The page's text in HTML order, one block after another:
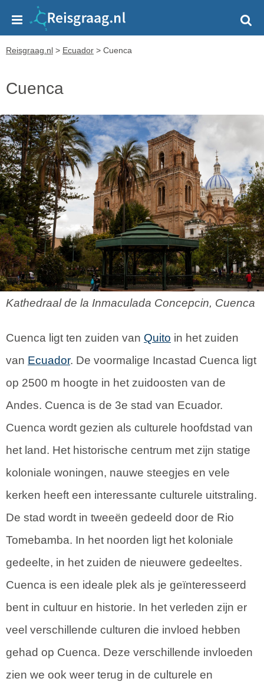
Reisgraag.nl > Ecuador > Cuenca
Cuenca
Kathedraal de la Inmaculada Concepcin, Cuenca
Cuenca ligt ten zuiden van Quito in het zuiden
van Ecuador. De voormalige Incastad Cuenca ligt
op 2500 m hoogte in het zuidoosten van de
Andes. Cuenca is de 3e stad van Ecuador.
Cuenca wordt gezien als culturele hoofdstad van
het land. Het historische centrum met zijn statige
koloniale woningen, nauwe steegjes en vele
kerken heeft een interessante culturele uitstraling.
De stad wordt in tweeën gedeeld door de Rio
Tomebamba. In het noorden ligt het koloniale
gedeelte, in het zuiden de nieuwere gedeeltes.
Cuenca is een ideale plek als je geïnteresseerd
bent in cultuur en historie. In het verleden zijn er
veel verschillende culturen die invloed hebben
gehad op Cuenca. Deze verschillende invloeden
zien we ook weer terug in de culturele en